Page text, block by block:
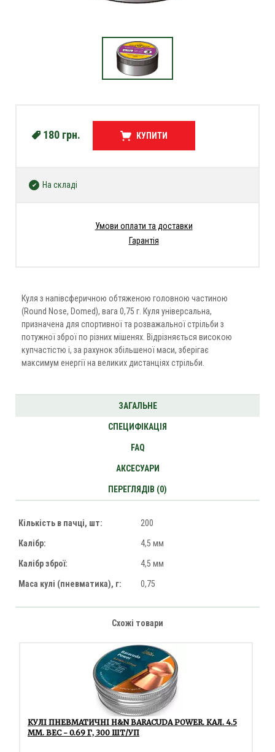
Куля з напівсферичною обтяженою головною частиною
(Round Nose, Domed), вага 0,75 г. Куля універсальна,
призначена для спортивної та розважальної стрільби з
потужної зброї по різних мішенях. Відрізняється високою
купчастістю і, за рахунок збільшеної маси, зберігає
максимум енергії на великих дистанціях стрільби.
180 грн. КУПИТИ
На складі
Умови оплати та доставки
Гарантія
ЗАГАЛЬНЕ
СПЕЦИФІКАЦІЯ
FAQ
АКСЕСУАРИ
ПЕРЕГЛЯДІВ (0)
Кількість в пачці, шт: 200
Калібр: 4,5 мм
Калібр зброї: 4,5 мм
Маса кулі (пневматика), г: 0,75
Схожі товари
КУЛІ ПНЕВМАТИЧНІ H&N BARACUDA POWER. КАЛ. 4.5
ММ. ВЕС - 0.69 Г, 300 ШТ/УП